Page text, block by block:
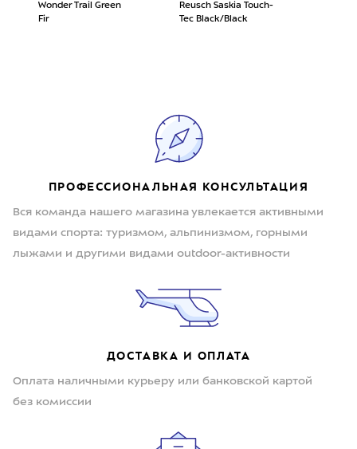
Wonder Trail Green
Fir
Reusch Saskia Touch-
Tec Black/Black
ПРОФЕССИОНАЛЬНАЯ КОНСУЛЬТАЦИЯ
Вся команда нашего магазина увлекается активными
видами спорта: туризмом, альпинизмом, горными
лыжами и другими видами outdoor-активности
ДОСТАВКА И ОПЛАТА
Оплата наличными курьеру или банковской картой
без комиссии